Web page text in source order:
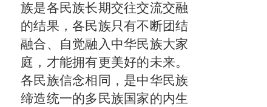
族是各民族长期交往交流交融
的结果，各民族只有不断团结
融合、自觉融入中华民族大家
庭，才能拥有更美好的未来。
各民族信念相同，是中华民族
缔造统一的多民族国家的内生